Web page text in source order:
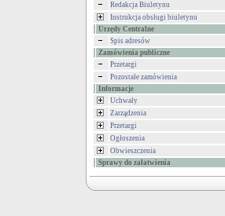
Redakcja Biuletynu
Instrukcja obsługi biuletynu
Urzędy Centralne
Spis adresów
Zamówienia publiczne
Przetargi
Pozostałe zamówienia
Informacje
Uchwały
Zarządzenia
Przetargi
Ogłoszenia
Obwieszczenia
Sprawy do załatwienia